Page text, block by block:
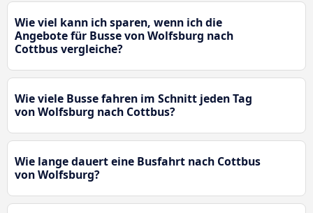
Wie viel kann ich sparen, wenn ich die
Angebote für Busse von Wolfsburg nach
Cottbus vergleiche?
Wie viele Busse fahren im Schnitt jeden Tag
von Wolfsburg nach Cottbus?
Wie lange dauert eine Busfahrt nach Cottbus
von Wolfsburg?